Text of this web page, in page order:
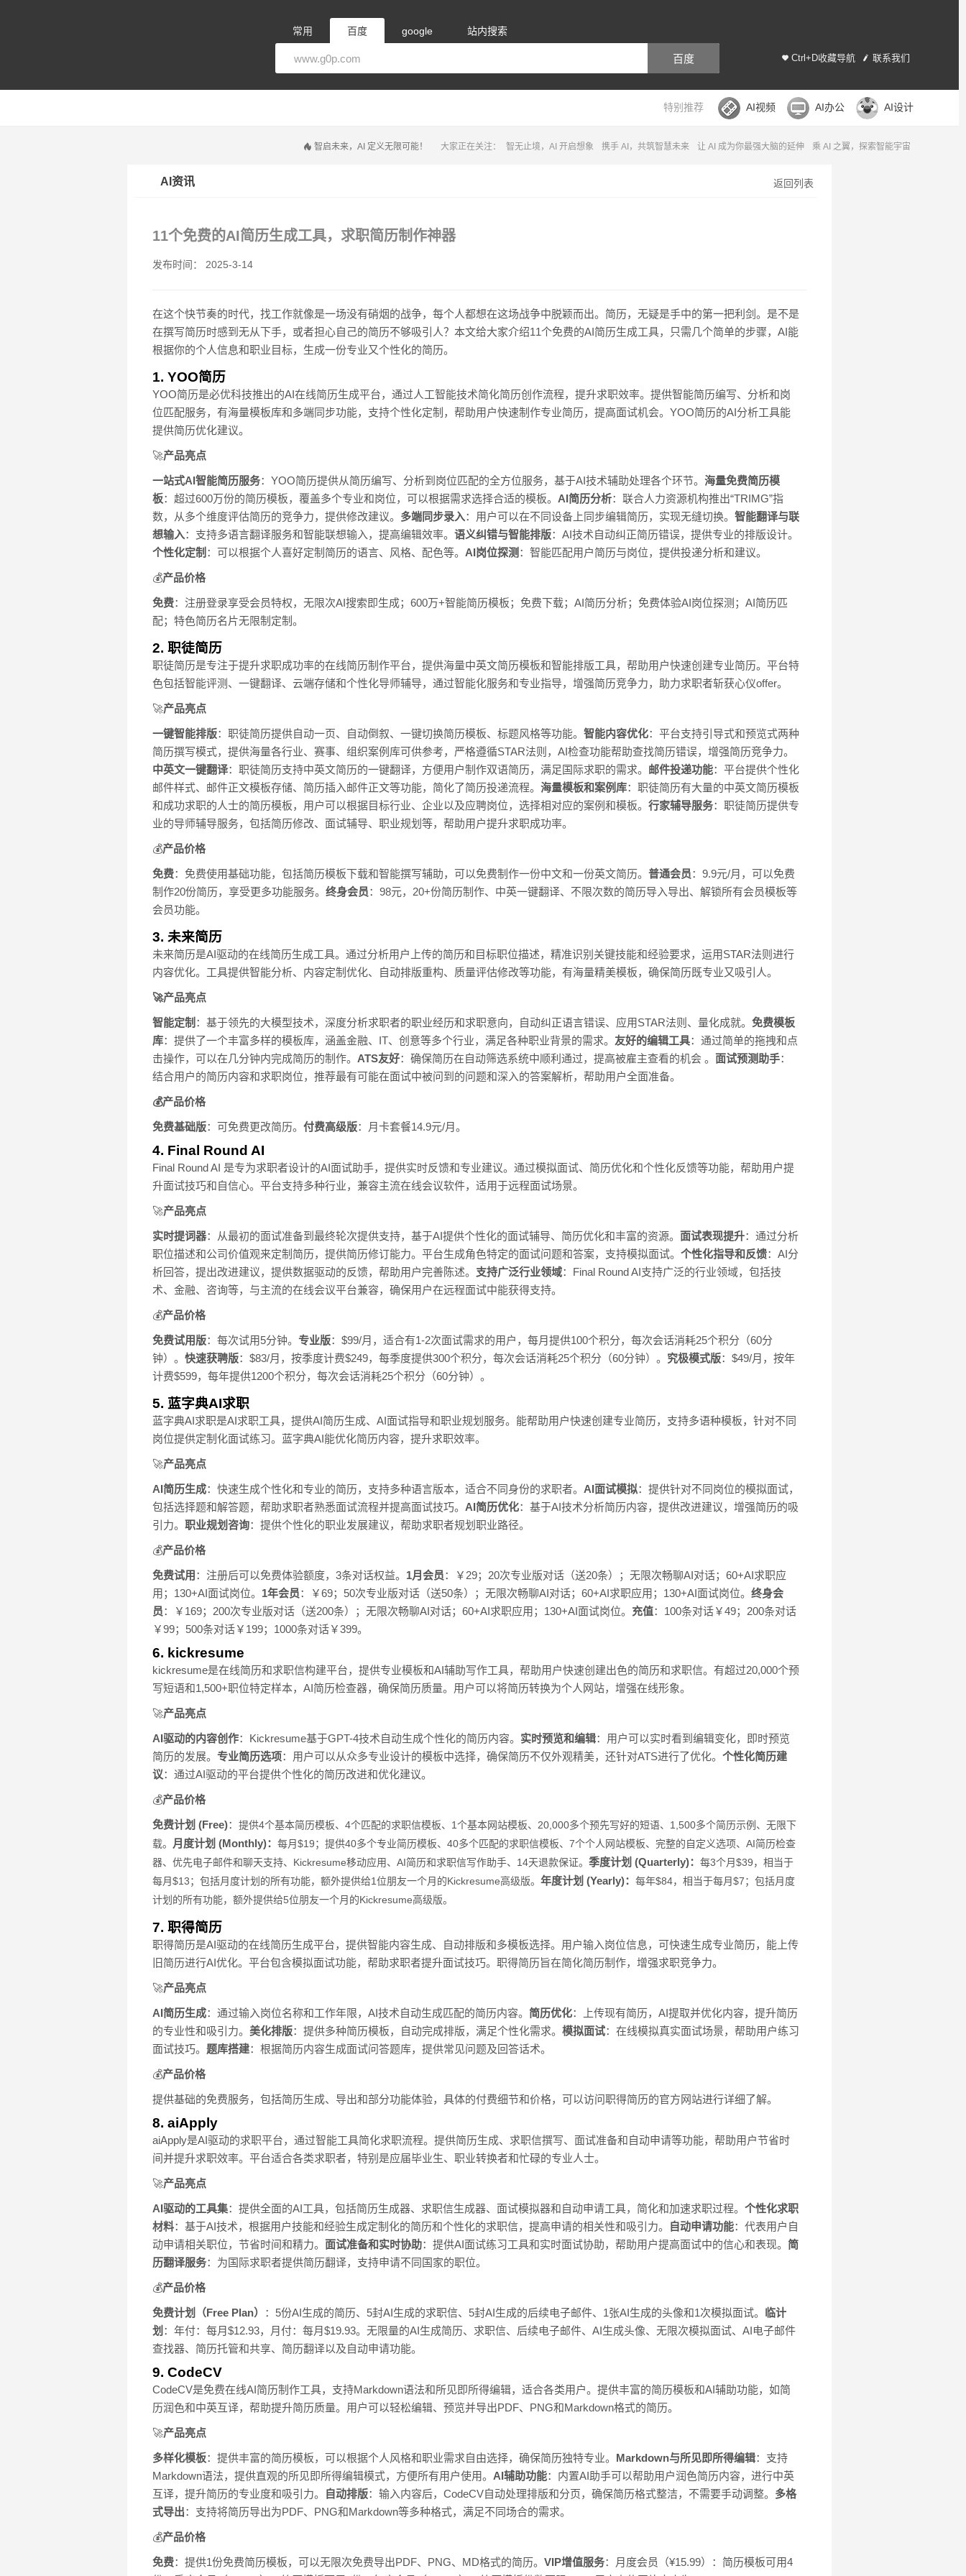
常用 百度 google 站内搜索
Ctrl+D收藏导航 联系我们
百度
特别推荐 AI视频 AI办公 AI设计
大家正在关注： 智无止境，AI 开启想象 携手 AI，共筑智慧未来 让 AI 成为你最强大脑的延伸 乘 AI 之翼，探索智能宇宙
智启未来，AI 定义无限可能！
返回列表
AI资讯
11个免费的AI简历生成工具，求职简历制作神器
发布时间： 2025-3-14
在这个快节奏的时代，找工作就像是一场没有硝烟的战争，每个人都想在这场战争中脱颖而出。简历，无疑是手中的第一把利剑。是不是
在撰写简历时感到无从下手，或者担心自己的简历不够吸引人？本文给大家介绍11个免费的AI简历生成工具，只需几个简单的步骤，AI能
根据你的个人信息和职业目标，生成一份专业又个性化的简历。
1. YOO简历
YOO简历是必优科技推出的AI在线简历生成平台，通过人工智能技术简化简历创作流程，提升求职效率。提供智能简历编写、分析和岗
位匹配服务，有海量模板库和多端同步功能，支持个性化定制，帮助用户快速制作专业简历，提高面试机会。YOO简历的AI分析工具能
提供简历优化建议。
🚀产品亮点
一站式AI智能简历服务：YOO简历提供从简历编写、分析到岗位匹配的全方位服务，基于AI技术辅助处理各个环节。 海量免费简历模
板：超过600万份的简历模板，覆盖多个专业和岗位，可以根据需求选择合适的模板。 AI简历分析：联合人力资源机构推出“TRIMG”指
数，从多个维度评估简历的竞争力，提供修改建议。 多端同步录入：用户可以在不同设备上同步编辑简历，实现无缝切换。 智能翻译与联
想输入：支持多语言翻译服务和智能联想输入，提高编辑效率。 语义纠错与智能排版：AI技术自动纠正简历错误，提供专业的排版设计。
个性化定制 ：可以根据个人喜好定制简历的语言、风格、配色等。 AI岗位探测 ：智能匹配用户简历与岗位，提供投递分析和建议。
💰产品价格
免费：注册登录享受会员特权，无限次AI搜索即生成；600万+智能简历模板；免费下载；AI简历分析；免费体验AI岗位探测；AI简历匹
配；特色简历名片无限制定制。
2. 职徒简历
职徒简历是专注于提升求职成功率的在线简历制作平台，提供海量中英文简历模板和智能排版工具，帮助用户快速创建专业简历。平台特
色包括智能评测、一键翻译、云端存储和个性化导师辅导，通过智能化服务和专业指导，增强简历竞争力，助力求职者斩获心仪offer。
🚀产品亮点
一键智能排版：职徒简历提供自动一页、自动倒叙、一键切换简历模板、标题风格等功能。 智能内容优化：平台支持引导式和预览式两种
简历撰写模式，提供海量各行业、赛事、组织案例库可供参考，严格遵循STAR法则，AI检查功能帮助查找简历错误，增强简历竞争力。
中英文一键翻译：职徒简历支持中英文简历的一键翻译，方便用户制作双语简历，满足国际求职的需求。 邮件投递功能：平台提供个性化
邮件样式、邮件正文模板存储、简历插入邮件正文等功能，简化了简历投递流程。 海量模板和案例库：职徒简历有大量的中英文简历模板
和成功求职的人士的简历模板，用户可以根据目标行业、企业以及应聘岗位，选择相对应的案例和模板。 行家辅导服务：职徒简历提供专
业的导师辅导服务，包括简历修改、面试辅导、职业规划等，帮助用户提升求职成功率。
💰产品价格
免费：免费使用基础功能，包括简历模板下载和智能撰写辅助，可以免费制作一份中文和一份英文简历。 普通会员：9.9元/月，可以免费
制作20份简历，享受更多功能服务。 终身会员：98元，20+份简历制作、中英一键翻译、不限次数的简历导入导出、解锁所有会员模板等
会员功能。
3. 未来简历
未来简历是AI驱动的在线简历生成工具。通过分析用户上传的简历和目标职位描述，精准识别关键技能和经验要求，运用STAR法则进行
内容优化。工具提供智能分析、内容定制优化、自动排版重构、质量评估修改等功能，有海量精美模板，确保简历既专业又吸引人。
🚀产品亮点
智能定制 ：基于领先的大模型技术，深度分析求职者的职业经历和求职意向，自动纠正语言错误、应用STAR法则、量化成就。 免费模板
库：提供了一个丰富多样的模板库，涵盖金融、IT、创意等多个行业，满足各种职业背景的需求。 友好的编辑工具：通过简单的拖拽和点
击操作，可以在几分钟内完成简历的制作。 ATS友好：确保简历在自动筛选系统中顺利通过，提高被雇主查看的机会 。 面试预测助手：
结合用户的简历内容和求职岗位，推荐最有可能在面试中被问到的问题和深入的答案解析，帮助用户全面准备。
💰产品价格
免费基础版：可免费更改简历。 付费高级版：月卡套餐14.9元/月。
4. Final Round AI
Final Round AI 是专为求职者设计的AI面试助手，提供实时反馈和专业建议。通过模拟面试、简历优化和个性化反馈等功能，帮助用户提
升面试技巧和自信心。平台支持多种行业，兼容主流在线会议软件，适用于远程面试场景。
🚀产品亮点
实时提词器：从最初的面试准备到最终轮次提供支持，基于AI提供个性化的面试辅导、简历优化和丰富的资源。 面试表现提升：通过分析
职位描述和公司价值观来定制简历，提供简历修订能力。平台生成角色特定的面试问题和答案，支持模拟面试。 个性化指导和反馈：AI分
析回答，提出改进建议，提供数据驱动的反馈，帮助用户完善陈述。 支持广泛行业领域：Final Round AI支持广泛的行业领域，包括技
术、金融、咨询等，与主流的在线会议平台兼容，确保用户在远程面试中能获得支持。
💰产品价格
免费试用版：每次试用5分钟。 专业版：$99/月，适合有1-2次面试需求的用户，每月提供100个积分，每次会话消耗25个积分（60分
钟）。 快速获聘版：$83/月，按季度计费$249，每季度提供300个积分，每次会话消耗25个积分（60分钟）。 究极模式版：$49/月，按年
计费$599，每年提供1200个积分，每次会话消耗25个积分（60分钟）。
5. 蓝字典AI求职
蓝字典AI求职是AI求职工具，提供AI简历生成、AI面试指导和职业规划服务。能帮助用户快速创建专业简历，支持多语种模板，针对不同
岗位提供定制化面试练习。蓝字典AI能优化简历内容，提升求职效率。
🚀产品亮点
AI简历生成：快速生成个性化和专业的简历，支持多种语言版本，适合不同身份的求职者。 AI面试模拟：提供针对不同岗位的模拟面试，
包括选择题和解答题，帮助求职者熟悉面试流程并提高面试技巧。 AI简历优化：基于AI技术分析简历内容，提供改进建议，增强简历的吸
引力。 职业规划咨询：提供个性化的职业发展建议，帮助求职者规划职业路径。
💰产品价格
免费试用 ：注册后可以免费体验额度，3条对话权益。 1月会员：￥29；20次专业版对话（送20条）；无限次畅聊AI对话；60+AI求职应
用；130+AI面试岗位。 1年会员：￥69；50次专业版对话（送50条）；无限次畅聊AI对话；60+AI求职应用；130+AI面试岗位。 终身会
员：￥169；200次专业版对话（送200条）；无限次畅聊AI对话；60+AI求职应用；130+AI面试岗位。 充值：100条对话￥49；200条对话
￥99；500条对话￥199；1000条对话￥399。
6. kickresume
kickresume是在线简历和求职信构建平台，提供专业模板和AI辅助写作工具，帮助用户快速创建出色的简历和求职信。有超过20,000个预
写短语和1,500+职位特定样本，AI简历检查器，确保简历质量。用户可以将简历转换为个人网站，增强在线形象。
🚀产品亮点
AI驱动的内容创作：Kickresume基于GPT-4技术自动生成个性化的简历内容。 实时预览和编辑：用户可以实时看到编辑变化，即时预览
简历的发展。 专业简历选项：用户可以从众多专业设计的模板中选择，确保简历不仅外观精美，还针对ATS进行了优化。 个性化简历建
议：通过AI驱动的平台提供个性化的简历改进和优化建议。
💰产品价格
免费计划 (Free)： 提供4个基本简历模板、4个匹配的求职信模板、1个基本网站模板、20,000多个预先写好的短语、1,500多个简历示例、无限下
载。
月度计划 (Monthly)： 每月$19； 提供40多个专业简历模板、40多个匹配的求职信模板、7个个人网站模板、完整的自定义选项、AI简历检查
器、优先电子邮件和聊天支持、Kickresume移动应用、AI简历和求职信写作助手、 14天退款保证。 季度计划 (Quarterly)： 每3个月$39，相当于
每月$13； 包括月度计划的所有功能，额外提供给1位朋友一个月的Kickresume高级版。 年度计划 (Yearly)： 每年$84，相当于每月$7； 包括月度
计划的所有功能，额外提供给5位朋友一个月的Kickresume高级版。
7. 职得简历
职得简历是AI驱动的在线简历生成平台，提供智能内容生成、自动排版和多模板选择。用户输入岗位信息，可快速生成专业简历，能上传
旧简历进行AI优化。平台包含模拟面试功能，帮助求职者提升面试技巧。职得简历旨在简化简历制作，增强求职竞争力。
🚀产品亮点
AI简历生成：通过输入岗位名称和工作年限，AI技术自动生成匹配的简历内容。 简历优化：上传现有简历，AI提取并优化内容，提升简历
的专业性和吸引力。 美化排版：提供多种简历模板，自动完成排版，满足个性化需求。 模拟面试：在线模拟真实面试场景，帮助用户练习
面试技巧。 题库搭建：根据简历内容生成面试问答题库，提供常见问题及回答话术。
💰产品价格
提供基础的免费服务，包括简历生成、导出和部分功能体验，具体的付费细节和价格，可以访问职得简历的官方网站进行详细了解。
8. aiApply
aiApply是AI驱动的求职平台，通过智能工具简化求职流程。提供简历生成、求职信撰写、面试准备和自动申请等功能，帮助用户节省时
间并提升求职效率。平台适合各类求职者，特别是应届毕业生、职业转换者和忙碌的专业人士。
🚀产品亮点
AI驱动的工具集：提供全面的AI工具，包括简历生成器、求职信生成器、面试模拟器和自动申请工具，简化和加速求职过程。 个性化求职
材料：基于AI技术，根据用户技能和经验生成定制化的简历和个性化的求职信，提高申请的相关性和吸引力。 自动申请功能：代表用户自
动申请相关职位，节省时间和精力。 面试准备和实时协助：提供AI面试练习工具和实时面试协助，帮助用户提高面试中的信心和表现。 简
历翻译服务：为国际求职者提供简历翻译，支持申请不同国家的职位。
💰产品价格
免费计划（Free Plan） ：5份AI生成的简历、5封AI生成的求职信、5封AI生成的后续电子邮件、1张AI生成的头像和1次模拟面试。 临计
划 ：年付：每月$12.93，月付：每月$19.93。无限量的AI生成简历、求职信、后续电子邮件、AI生成头像、无限次模拟面试、AI电子邮件
查找器、简历托管和共享、简历翻译以及自动申请功能。
9. CodeCV
CodeCV是免费在线AI简历制作工具，支持Markdown语法和所见即所得编辑，适合各类用户。提供丰富的简历模板和AI辅助功能，如简
历润色和中英互译，帮助提升简历质量。用户可以轻松编辑、预览并导出PDF、PNG和Markdown格式的简历。
🚀产品亮点
多样化模板：提供丰富的简历模板，可以根据个人风格和职业需求自由选择，确保简历独特专业。 Markdown与所见即所得编辑：支持
Markdown语法，提供直观的所见即所得编辑模式，方便所有用户使用。 AI辅助功能：内置AI助手可以帮助用户润色简历内容，进行中英
互译，提升简历的专业度和吸引力。
自动排版：输入内容后，CodeCV自动处理排版和分页，确保简历格式整洁，不需要手动调整。 多格
式导出：支持将简历导出为PDF、PNG和Markdown等多种格式，满足不同场合的需求。
💰产品价格
免费：提供1份免费简历模板，可以无限次免费导出PDF、PNG、MD格式的简历。 VIP增值服务：月度会员（¥15.99）：简历模板可用4